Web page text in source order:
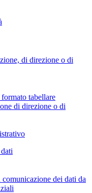
di direzione o di
tabellare
di direzione o di
dei dati da